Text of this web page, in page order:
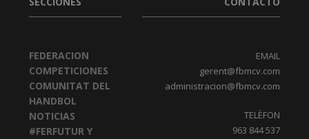
FEDERACION
COMPETICIONES
COMUNITAT DEL
HANDBOL
NOTICIAS
#FERFUTUR Y
EMAIL
gerent@fbmcv.com
administracion@fbmcv.com
TELÈFON
963 844 537